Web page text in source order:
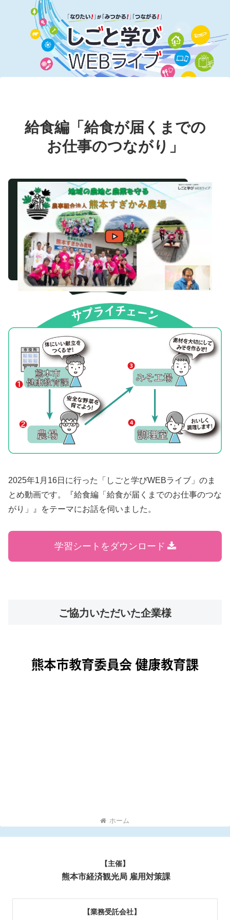
給食編「給食が届くまでの
お仕事のつながり」
2025年1月16日に行った「しごと学びWEBライブ」のま
とめ動画です。『給食編「給食が届くまでのお仕事のつな
がり」』をテーマにお話を伺いました。
学習シートをダウンロード
ご協力いただいた企業様
ホーム
【主催】
熊本市経済観光局 雇用対策課
【業務受託会社】